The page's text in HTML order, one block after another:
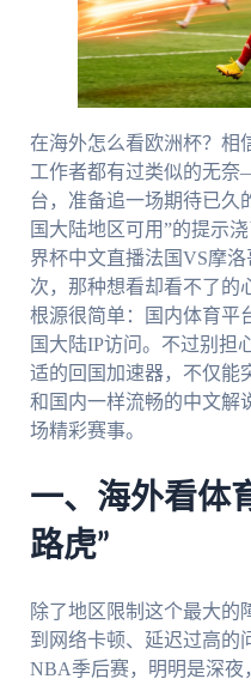
在海外怎么看欧洲杯？相
工作者都有过类似的无
台，准备追一场期待已久
国大陆地区可用”的提示
界杯中文直播法国VS摩
次，那种想看却看不了的
根源很简单：国内体育平
国大陆IP访问。不过别担
适的回国加速器，不仅能
和国内一样流畅的中文解
场精彩赛事。
一、海外看体
路虎”
除了地区限制这个最大的
到网络卡顿、延迟过高的
NBA季后赛，明明是深夜